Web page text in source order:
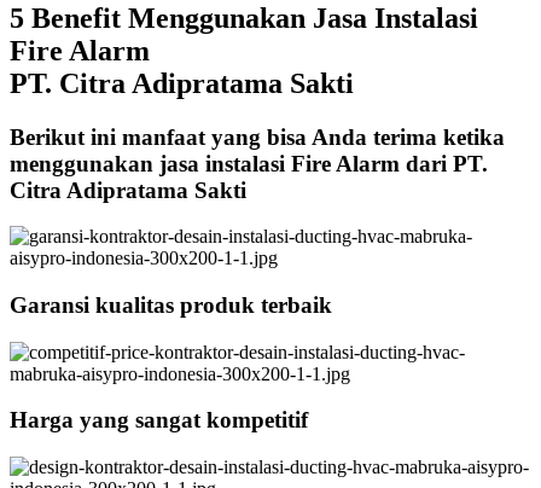
5 Benefit Menggunakan Jasa Instalasi
Fire Alarm
PT. Citra Adipratama Sakti
Berikut ini manfaat yang bisa Anda terima ketika
menggunakan jasa instalasi Fire Alarm dari PT.
Citra Adipratama Sakti
Garansi kualitas produk terbaik
Harga yang sangat kompetitif